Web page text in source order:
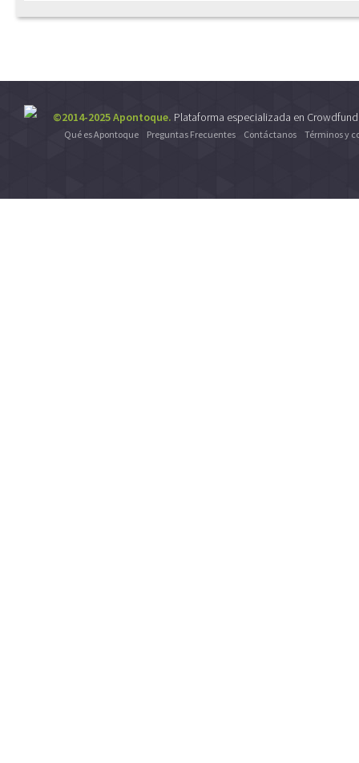
©2014-2025 Apontoque. Plataforma especializada en
Qué es Apontoque Preguntas Frecuentes Contáctanos Términos y